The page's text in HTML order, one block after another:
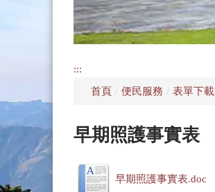
:::
首頁 / 便民服務 / 表單下載
早期照護事實表
早期照護事實表.doc